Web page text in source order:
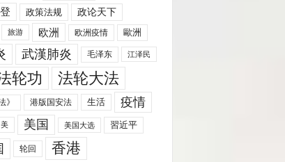
政策法规
政论天下
旅游 欧洲 欧洲疫情 歐洲
武漢肺炎 毛泽东 江泽民
轮功 法轮大法
》 港版国安法 生活 疫情
美 美国 美国大选 習近平
轮回 香港